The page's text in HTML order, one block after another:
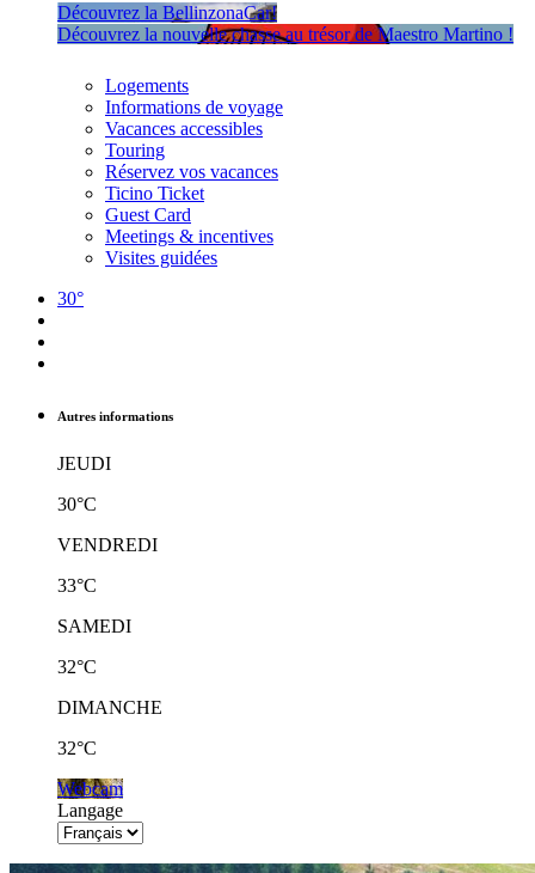
Découvrez la BellinzonaCar!
Découvrez la nouvelle chasse au trésor de Maestro Martino !
Logements
Informations de voyage
Vacances accessibles
Touring
Réservez vos vacances
Ticino Ticket
Guest Card
Meetings & incentives
Visites guidées
30°
Autres informations
JEUDI
30°C
VENDREDI
33°C
SAMEDI
32°C
DIMANCHE
32°C
Webcam
Langage